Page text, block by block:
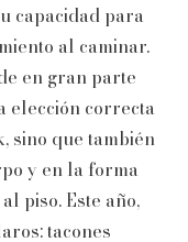
capacidad para
al caminar.
en gran parte
elección correcta
sino que también
y en la forma
piso. Este año,
tacones